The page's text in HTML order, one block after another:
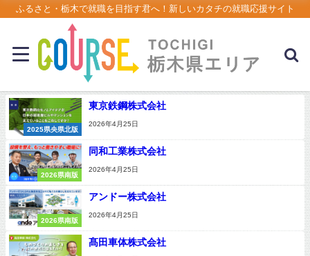
ふるさと・栃木で就職を目指す君へ！新しいカタチの就職応援サイト
2025県央県北版
東京鉄鋼株式会社
2026年4月25日
2026県南版
同和工業株式会社
2026年4月25日
2026県南版
アンドー株式会社
2026年4月25日
髙田車体株式会社